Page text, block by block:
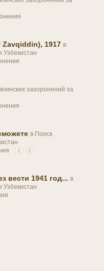
1917 в
Узбекистан
захоронений за
в Поиск
1 2
вести 1941 год... в
Узбекистан